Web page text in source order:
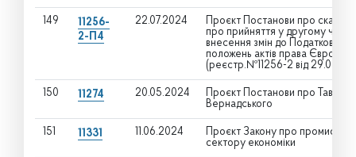
149
11256-
2-П4
22.07.2024
Проєкт Постанови про
про прийняття у другому
внесення змін до Податкового
положень актів права
(реєстр.№11256-2 від
150 11274 20.05.2024
Проєкт Постанови про
Вернадського
151 11331 11.06.2024
Проєкт Закону про промислову
сектору економіки